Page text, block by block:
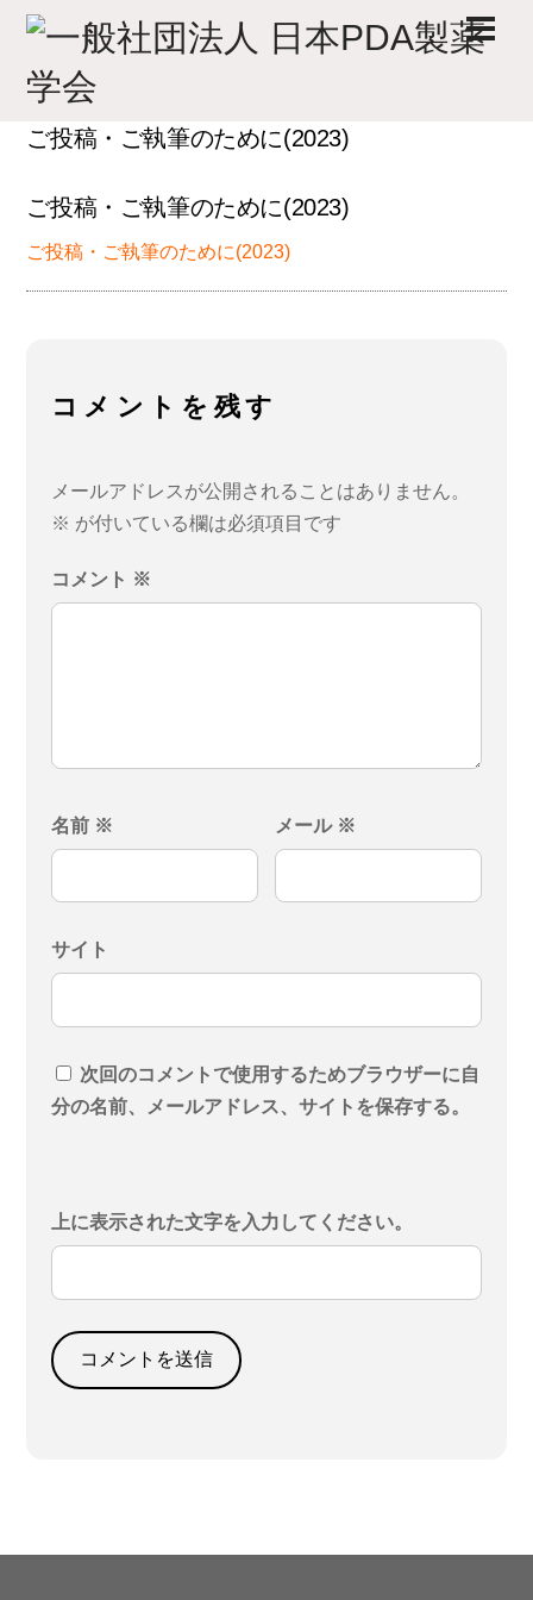
Skip
content
ご投稿・ご執筆のために(2023)
ご投稿・ご執筆のために(2023)
ご投稿・ご執筆のために(2023)
コメントを残す
メールアドレスが公開されることはありません。
※ が付いている欄は必須項目です
コメント ※
名前 ※ メール ※
サイト
次回のコメントで使用するためブラウザーに自
分の名前、メールアドレス、サイトを保存する。
上に表示された文字を入力してください。